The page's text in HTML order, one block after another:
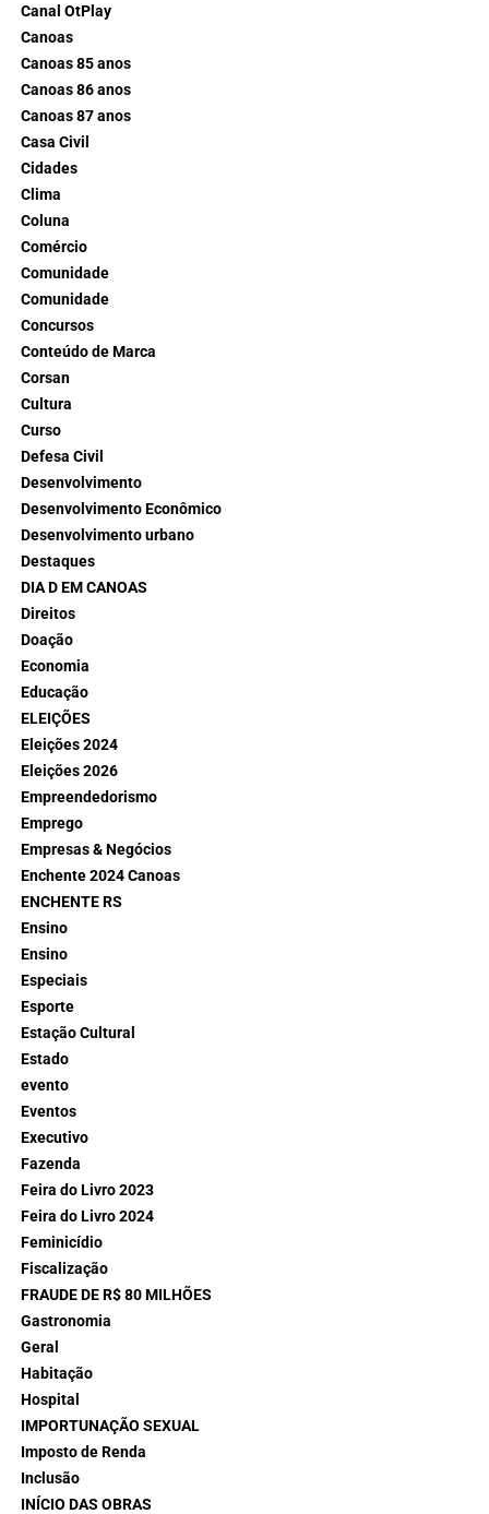
Canal OtPlay
Canoas
Canoas 85 anos
Canoas 86 anos
Canoas 87 anos
Casa Civil
Cidades
Clima
Coluna
Comércio
Comunidade
Comunidade
Concursos
Conteúdo de Marca
Corsan
Cultura
Curso
Defesa Civil
Desenvolvimento
Desenvolvimento Econômico
Desenvolvimento urbano
Destaques
DIA D EM CANOAS
Direitos
Doação
Economia
Educação
ELEIÇÕES
Eleições 2024
Eleições 2026
Empreendedorismo
Emprego
Empresas & Negócios
Enchente 2024 Canoas
ENCHENTE RS
Ensino
Ensino
Especiais
Esporte
Estação Cultural
Estado
evento
Eventos
Executivo
Fazenda
Feira do Livro 2023
Feira do Livro 2024
Feminicídio
Fiscalização
FRAUDE DE R$ 80 MILHÕES
Gastronomia
Geral
Habitação
Hospital
IMPORTUNAÇÃO SEXUAL
Imposto de Renda
Inclusão
INÍCIO DAS OBRAS